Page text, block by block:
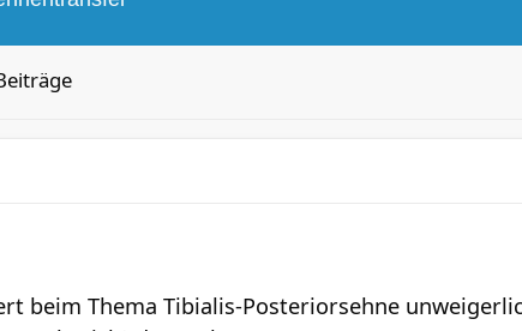
beim Thema Tibialis-Posteriorsehne